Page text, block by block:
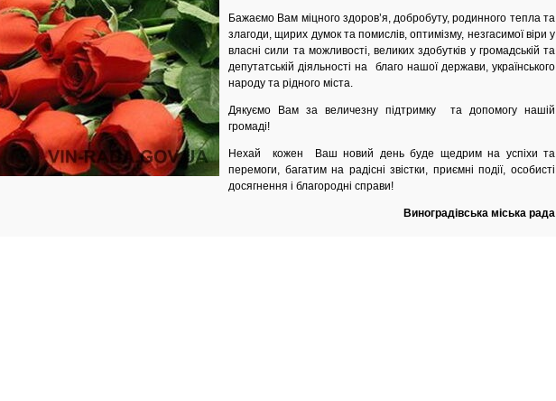
Бажаємо Вам міцного здоров’я, добробуту, родинного тепла та
злагоди, щирих думок та помислів, оптимізму, незгасимої віри у
власні сили та можливості, великих здобутків у громадській та
депутатській діяльності на благо нашої держави, українського
народу та рідного міста.
Дякуємо Вам за величезну підтримку та допомогу нашій
громаді!
Нехай кожен Ваш новий день буде щедрим на успіхи та
перемоги, багатим на радісні звістки, приємні події, особисті
досягнення і благородні справи!
Виноградівська міська рада